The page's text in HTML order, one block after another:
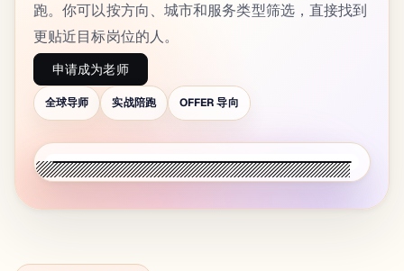
跑。你可以按方向、城市和服务类型筛选，直接找到
更贴近目标岗位的人。
申请成为老师
全球导师 实战陪跑 OFFER 导向